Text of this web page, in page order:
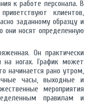
к работе персонала. В
клиентов,
заданному образцу и
они носят определенную
Он практически
на ногах. График может
начинается рано утром,
часы, выходные и
мероприятия
правилам и